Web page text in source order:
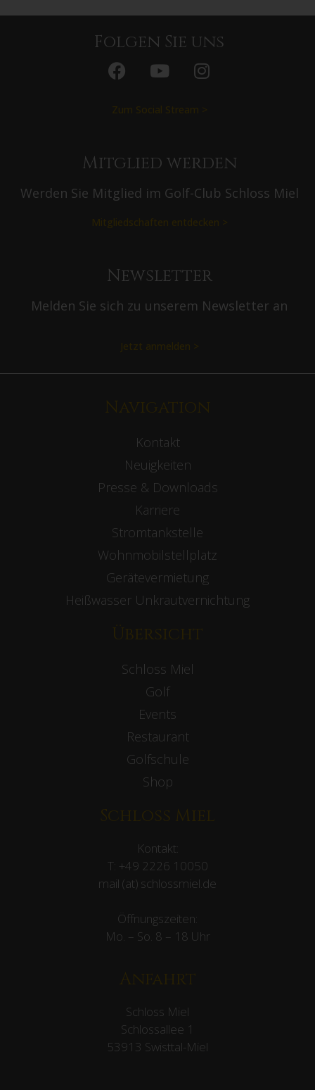
Folgen Sie uns
Zum Social Stream >
Mitglied werden
Werden Sie Mitglied im Golf-Club Schloss Miel
Mitgliedschaften entdecken >
Newsletter
Melden Sie sich zu unserem Newsletter an
Jetzt anmelden >
Navigation
Kontakt
Neuigkeiten
Presse & Downloads
Karriere
Stromtankstelle
Wohnmobilstellplatz
Gerätevermietung
Heißwasser Unkrautvernichtung
Übersicht
Schloss Miel
Golf
Events
Restaurant
Golfschule
Shop
Schloss Miel
Kontakt:
T: +49 2226 10050
mail (at) schlossmiel.de
Öffnungszeiten:
Mo. – So. 8 – 18 Uhr
Anfahrt
Schloss Miel
Schlossallee 1
53913 Swisttal-Miel